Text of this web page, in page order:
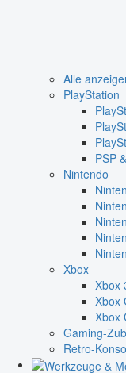
Alle
PlayStation
PSP
Nintendo
Xbox
Xbox
Xbox
Xbox
Gaming-
Retro-